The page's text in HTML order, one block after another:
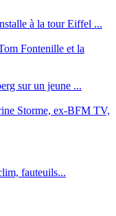
à la tour Eiffel ...
Fontenille et la
sur un jeune ...
Storme, ex-BFM TV,
fauteuils...